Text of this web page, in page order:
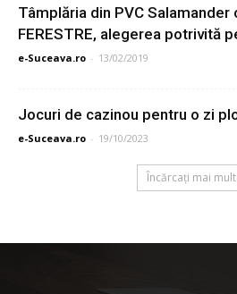
Tâmplăria din PVC
FERESTRE, alegerea potrivită
e-Suceava.ro - 13/02/2019
Jocuri de cazinou pentru o zi
e-Suceava.ro - 19/10/2023
Încărcați mai